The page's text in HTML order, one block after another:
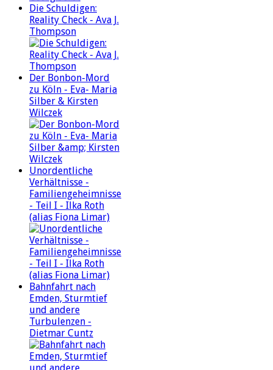
Die Schuldigen:
Reality Check - Ava J.
Thompson
Der Bonbon-Mord
zu Köln - Eva- Maria
Silber & Kirsten
Wilczek
Unordentliche
Verhältnisse -
Familiengeheimnisse
- Teil I - Ilka Roth
(alias Fiona Limar)
Bahnfahrt nach
Emden, Sturmtief
und andere
Turbulenzen -
Dietmar Cuntz